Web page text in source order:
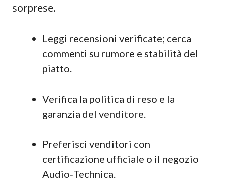
sorprese.
Leggi recensioni verificate; cerca
commenti su rumore e stabilità del
piatto.
Verifica la politica di reso e la
garanzia del venditore.
Preferisci venditori con
certificazione ufficiale o il negozio
Audio‑Technica.